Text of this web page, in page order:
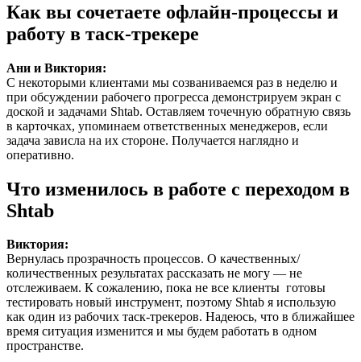
Как вы сочетаете офлайн-процессы и
работу в таск-трекере
Ани и Виктория:
С некоторыми клиентами мы созваниваемся раз в неделю и
при обсуждении рабочего прогресса демонстрируем экран с
доской и задачами Shtab. Оставляем точечную обратную связь
в карточках, упоминаем ответственных менеджеров, если
задача зависла на их стороне. Получается наглядно и
оперативно.
Что изменилось в работе с переходом в
Shtab
Виктория:
Вернулась прозрачность процессов. О качественных/
количественных результатах рассказать не могу — не
отслеживаем. К сожалению, пока не все клиенты готовы
тестировать новый инструмент, поэтому Shtab я использую
как один из рабочих таск-трекеров. Надеюсь, что в ближайшее
время ситуация изменится и мы будем работать в одном
пространстве.